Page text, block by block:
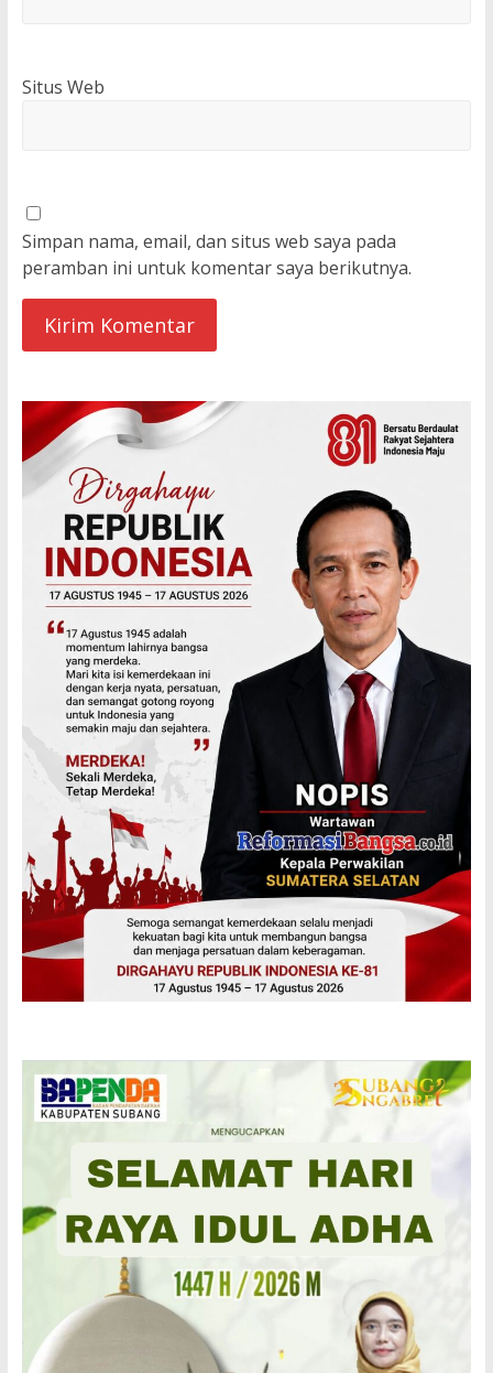
Situs Web
Simpan nama, email, dan situs web saya pada
peramban ini untuk komentar saya berikutnya.